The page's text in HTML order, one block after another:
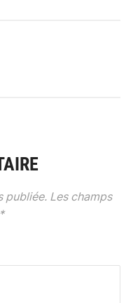
publiée. Les champs
*